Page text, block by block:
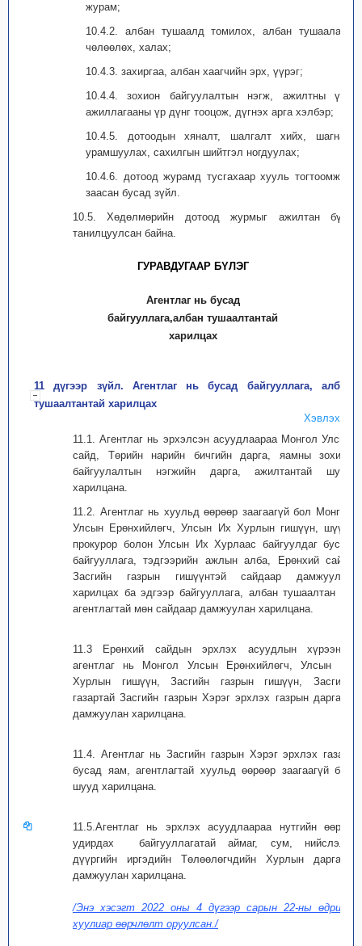
журам;
10.4.2. албан тушаалд томилох, албан тушаалаас
чөлөөлөх, халах;
10.4.3. захиргаа, албан хаагчийн эрх, үүрэг;
10.4.4. зохион байгуулалтын нэгж, ажилтны үйл
ажиллагааны үр дүнг тооцож, дүгнэх арга хэлбэр;
10.4.5. дотоодын хяналт, шалгалт хийх, шагнаж
урамшуулах, сахилгын шийтгэл ногдуулах;
10.4.6. дотоод журамд тусгахаар хууль тогтоомжид
заасан бусад зүйл.
10.5. Хөдөлмөрийн дотоод журмыг ажилтан бүрт
танилцуулсан байна.
ГУРАВДУГААР БYЛЭГ
Агентлаг нь бусад
байгууллага,албан тушаалтантай
харилцах
11 дүгээр зүйл. Агентлаг нь бусад байгууллага, албан
тушаалтантай харилцах
Хэвлэх
11.1. Агентлаг нь эрхэлсэн асуудлаараа Монгол Улсын
сайд, Төрийн нарийн бичгийн дарга, яамны зохион
байгуулалтын нэгжийн дарга, ажилтантай шууд
харилцана.
11.2. Агентлаг нь хуульд өөрөөр заагаагүй бол Монгол
Улсын Ерөнхийлөгч, Улсын Их Хурлын гишүүн, шүүх,
прокурор болон Улсын Их Хурлаас байгуулдаг бусад
байгууллага, тэдгээрийн ажлын алба, Ерөнхий сайд,
Засгийн газрын гишүүнтэй сайдаар дамжуулан
харилцах ба эдгээр байгууллага, албан тушаалтан нь
агентлагтай мөн сайдаар дамжуулан харилцана.
11.3 Ерөнхий сайдын эрхлэх асуудлын хүрээний
агентлаг нь Монгол Улсын Ерөнхийлөгч, Улсын Их
Хурлын гишүүн, Засгийн газрын гишүүн, Засгийн
газартай Засгийн газрын Хэрэг эрхлэх газрын даргаар
дамжуулан харилцана.
11.4. Агентлаг нь Засгийн газрын Хэрэг эрхлэх газар,
бусад яам, агентлагтай хуульд өөрөөр заагаагүй бол
шууд харилцана.
11.5.Агентлаг нь эрхлэх асуудлаараа нутгийн өөрөө
удирдах байгууллагатай аймаг, сум, нийслэл,
дүүргийн иргэдийн Төлөөлөгчдийн Хурлын даргаар
дамжуулан харилцана.
/Энэ хэсэгт 2022 оны 4 дүгээр сарын 22-ны өдрийн
хуулиар өөрчлөлт оруулсан./